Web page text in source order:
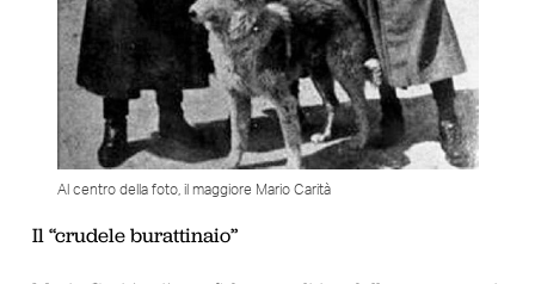
Al centro della foto, il maggiore Mario Carità
Il “crudele burattinaio”